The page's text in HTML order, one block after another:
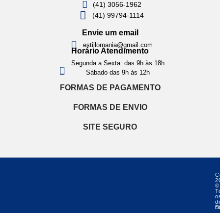
(41) 3056-1962
(41) 99794-1114
Envie um email
estillomania@gmail.com
Horário Atendimento
Segunda a Sexta: das 9h às 18h
Sábado das 9h às 12h
FORMAS DE PAGAMENTO
FORMAS DE ENVIO
SITE SEGURO
©